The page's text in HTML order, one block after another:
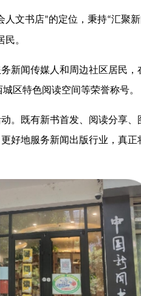
人文书店”的定位，秉持“汇聚
。
新闻传媒人和周边社区居民
区特色阅读空间等荣誉称号。
。既有新书首发、阅读分享
好地服务新闻出版行业，真